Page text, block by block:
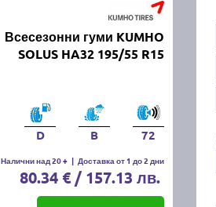
Всесезонни гуми KUMHO
SOLUS HA32 195/55 R15
D B 72
Налични над 20 + | Доставка от 1 до 2 дни
80.34 € / 157.13 лв.